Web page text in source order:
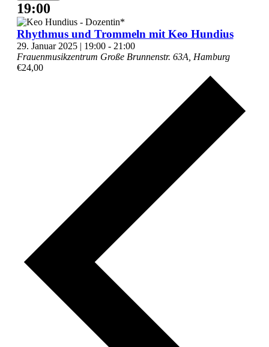
19:00
Rhythmus und Trommeln mit Keo Hundius
29. Januar 2025 | 19:00- 21:00
Frauenmusikzentrum Große Brunnenstr. 63A, Hamburg
€24,00